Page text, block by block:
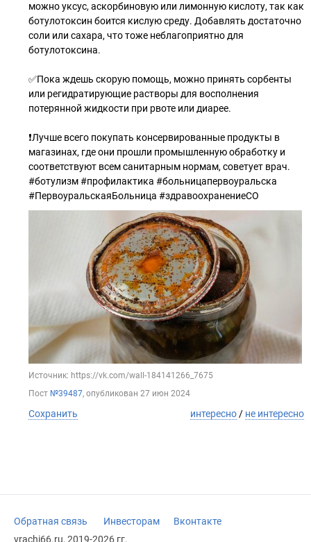
можно уксус, аскорбиновую или лимонную кислоту, так как
ботулотоксин боится кислую среду. Добавлять достаточно
соли или сахара, что тоже неблагоприятно для
ботулотоксина.
✅Пока ждешь скорую помощь, можно принять сорбенты
или регидратирующие растворы для восполнения
потерянной жидкости при рвоте или диарее.
❗Лучше всего покупать консервированные продукты в
магазинах, где они прошли промышленную обработку и
соответствуют всем санитарным нормам, советует врач.
#ботулизм #профилактика #больницапервоуральска
#ПервоуральскаяБольница #здравоохранениеСО
Источник: https://vk.com/wall-184141266_7675
Пост №39487, опубликован 27 июн 2024
Сохранить интересно / не интересно
Обратная связь Инвесторам
Вконтакте
vrachi66.ru, 2019-2026 гг.